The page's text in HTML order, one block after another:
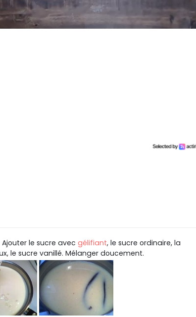
Ajouter le sucre avec gélifiant, le sucre ordinaire, la
le sucre vanillé. Mélanger doucement.